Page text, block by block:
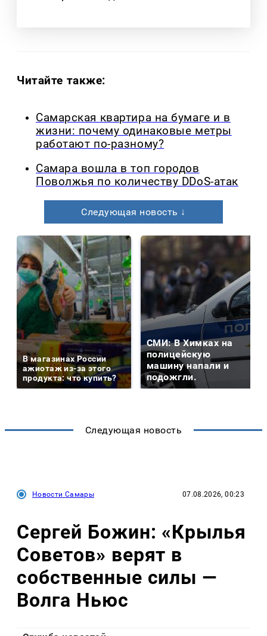
Читайте также:
Самарская квартира на бумаге и в
жизни: почему одинаковые метры
работают по-разному?
Самара вошла в топ городов
Поволжья по количеству DDoS-атак
Следующая новость ↓
В магазинах России
ажиотаж из-за этого
продукта: что купить?
СМИ: В Химках на
полицейскую
машину напали и
подожгли.
Следующая новость
Новости Самары 07.08.2026, 00:23
Сергей Божин: «Крылья
Советов» верят в
собственные силы —
Волга Ньюс